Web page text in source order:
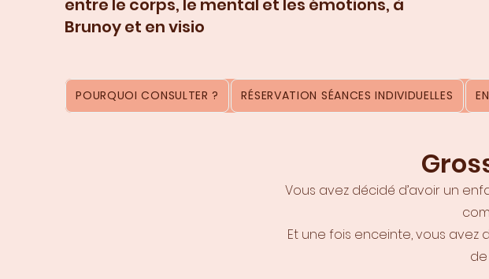
entre le corps, le mental et les émotions, à
Brunoy et en visio
POURQUOI CONSULTER ? RÉSERVATION SÉANCES INDIVIDUELLES
Vous avez décidé d’avoir un
Et une fois enceinte, vous avez